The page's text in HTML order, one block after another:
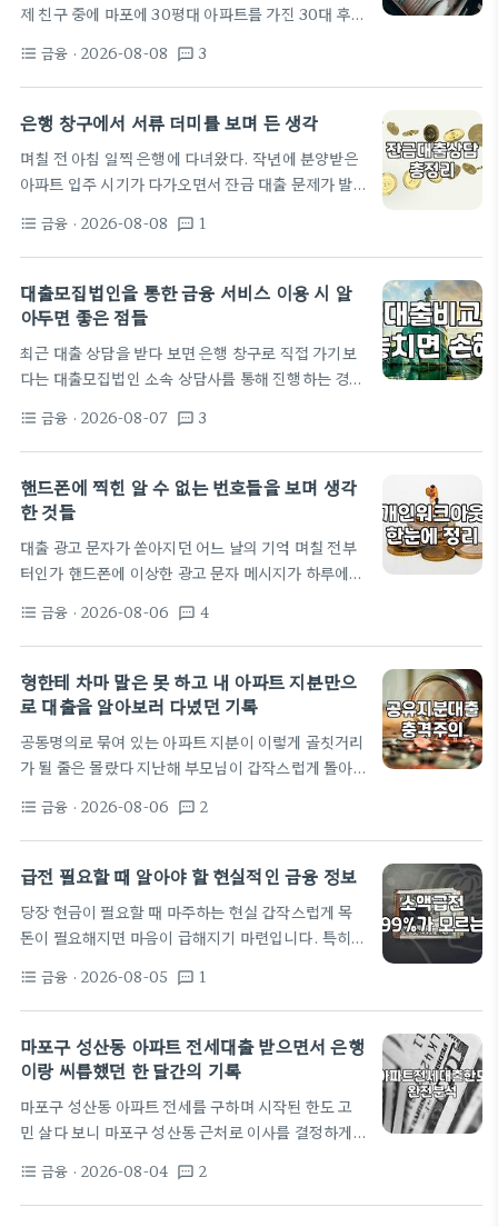
제 친구 중에 마포에 30평대 아파트를 가진 30대 후
하면서 운영 자금이 일시적으로 묶였을 때, 그는 당연
히 본인 아파트의 시세가 올랐으니 쉽게 추가 대출을
받을 수 있을 거라 굳게 믿었습니다. 하지만 은행 창구
역 내의 엄격한 LTV 한도와 DSR(총부채원리금상환
비율) 규제 때문에 시중은행에서는 단 10원도 더 빌릴
수 없다는 것이었죠. 실제 이 과정을 옆에서 지켜보거
format_list_bulleted 금융 · 2026-08-08 textsms 3
은행 창구에서 서류 더미를 보며 든 생각
며칠 전 아침 일찍 은행에 다녀왔다. 작년에 분양받은
아파트 입주 시기가 다가오면서 잔금 대출 문제가 발
드려보며 넉넉잡아 예산을 짜놨는데, 막상 상담 창구
에 앉으니 내가 생각했던 그림과는 전혀 다르게 흘러
가더라. 상담을 해주시는 은행원분도 나름 친절하시
긴 했는데, 뭐랄까 그분도 윗선에서 내려오는 가이드
더니 한숨을 푹 쉬시더라고요. 잔금 대출의 실체와 예
기치 못한 벽 사실 입주 잔금이라는 게 단순히 분양가
에서 얼마 빼고 내는 그런 단순한 구조가 아니었다. 내
format_list_bulleted 금융 · 2026-08-08 textsms 1
대출모집법인을 통한 금융 서비스 이용 시 알
아두면 좋은 점들
최근 대출 상담을 받다 보면 은행 창구로 직접 가기보
다는 대출모집법인 소속 상담사를 통해 진행하는 경우
연했지만, 요즘은 플랫폼 서비스가 활성화되면서 내
가 받을 수 있는 금리나 한도를 미리 비교하고 신청하
는 과정이 훨씬 간소해졌습니다. 하지만 법인을 통해
진행할 때 주의해야 할 점들도 분명히 존재합니다. 대
안내하는 역할을 합니다. 가장 큰 장점은 개인이 직접
은행별로 발품을 팔지 않아도 된다는 점입니다. 특히
연금소득자나 프리랜서, 라이더처럼 소득 증빙이 다
format_list_bulleted 금융 · 2026-08-07 textsms 3
핸드폰에 찍힌 알 수 없는 번호들을 보며 생각
한 것들
대출 광고 문자가 쏟아지던 어느 날의 기억 며칠 전부
터인가 핸드폰에 이상한 광고 문자 메시지가 하루에도
기능을 써서 넘기는데, 이번에는 좀 달랐다. '무직자
도 당일 500 가능', '보증 없이 천만 원 대출' 같은 문
구들이 꽤나 구체적이었다. 처음에는 그냥 그러려니
했는데, 통장에 남은 잔액이 생활비를 위협할 정도로
물게 되더라. 솔직히 말하면 처음엔 이걸 어디에 물어
봐야 할지도 몰랐고, 주변에 사정을 말하자니 왠지 부
끄러운 마음이 앞섰다. 무심코 눌러본 대출 상담의…
format_list_bulleted 금융 · 2026-08-06 textsms 4
형한테 차마 말은 못 하고 내 아파트 지분만으
로 대출을 알아보러 다녔던 기록
공동명의로 묶여 있는 아파트 지분이 이렇게 골칫거리
가 될 줄은 몰랐다 지난해 부모님이 갑작스럽게 돌아
과 내가 반씩 상속받게 되었다. 당시에는 상속세며 취
등록세 처리하느라 정신이 없어서 일단 5대 5 공동명
의로 등기를 올려두고 각자 생업으로 돌아갔다. 아파
으로 2억 원 정도 되는 셈이었다. 문제는 올해 초 내가
하던 일에 갑자기 급전이 필요해지면서 시작됐다. 당
장 몇 천만 원이 아쉬운 상황이었는데, 자존심상 형한
format_list_bulleted 금융 · 2026-08-06 textsms 2
급전 필요할 때 알아야 할 현실적인 금융 정보
당장 현금이 필요할 때 마주하는 현실 갑작스럽게 목
돈이 필요해지면 마음이 급해지기 마련입니다. 특히
상황이 오면, 정상적인 금융권보다는 흔히 '월변'이나
'일수'라고 불리는 사금융 검색을 먼저 하게 됩니다.
하지만 이런 경로로 접하는 정보들은 대부분 위험 요
소가 많습니다. 인터넷상에서 쉽게 볼 수 있는 '당일
융 이용자를 벼랑 끝으로 내모는 위험한 신호일 때가
많습니다. 금융 관련 문제로 고민할 때 가장 먼저 확인
해야 할 점은 해당 업체가 제도권 금융인지, 혹은…
format_list_bulleted 금융 · 2026-08-05 textsms 1
마포구 성산동 아파트 전세대출 받으면서 은행
이랑 씨름했던 한 달간의 기록
마포구 성산동 아파트 전세를 구하며 시작된 한도 고
민 살다 보니 마포구 성산동 근처로 이사를 결정하게
세를 전전하다가, 이번에는 조금 무리를 해서라도 방
이 두 개 이상인 아파트로 들어가고 싶었다. 인터넷 부
format_list_bulleted 금융 · 2026-08-04 textsms 2